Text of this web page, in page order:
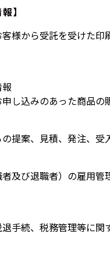
】
様から受託を受けた印
し込みのあった商品の
提案、見積、発注、受
及び退職者）の雇用管
手続、税務管理等に関